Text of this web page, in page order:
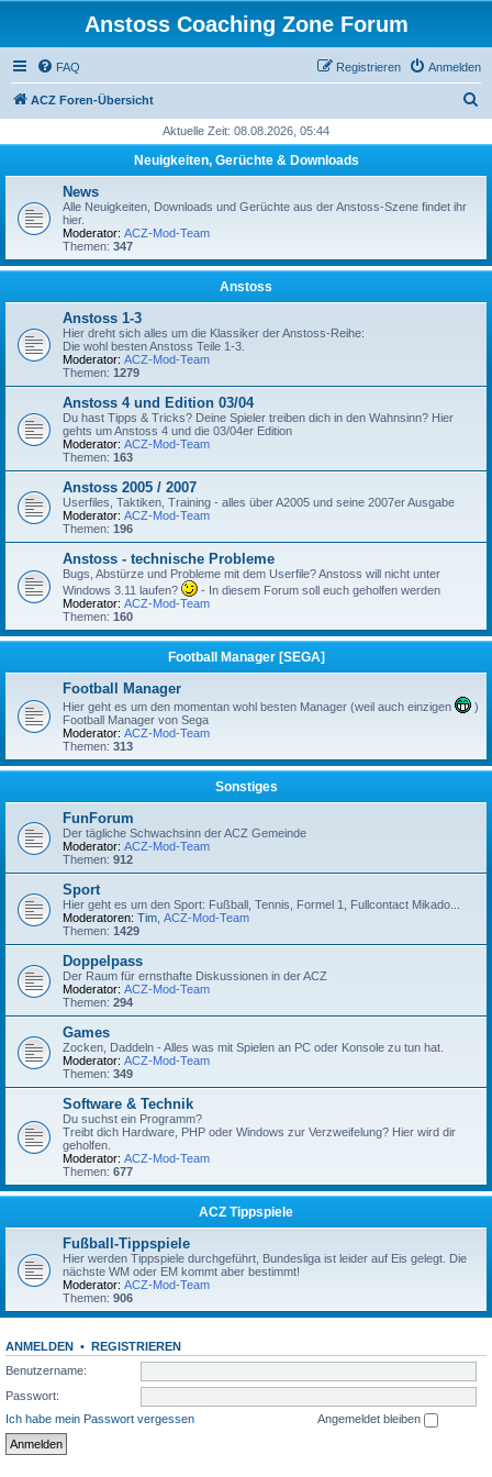
Anstoss Coaching Zone Forum
FAQ Anmelden
Registrieren
ACZ Foren-Übersicht
h
Aktuelle Zeit: 08.08.2026, 05:44
Neuigkeiten, Gerüchte & Downloads
News
Alle Neuigkeiten, Downloads und Gerüchte aus der Anstoss-Szene findet ihr
hier.
Moderator: ACZ-Mod-Team
Themen: 347
Anstoss
Anstoss 1-3
Hier dreht sich alles um die Klassiker der Anstoss-Reihe:
Die wohl besten Anstoss Teile 1-3.
Moderator: ACZ-Mod-Team
Themen: 1279
Anstoss 4 und Edition 03/04
Du hast Tipps & Tricks? Deine Spieler treiben dich in den Wahnsinn? Hier
gehts um Anstoss 4 und die 03/04er Edition
Moderator: ACZ-Mod-Team
Themen: 163
Anstoss 2005 / 2007
Userfiles, Taktiken, Training - alles über A2005 und seine 2007er Ausgabe
Moderator: ACZ-Mod-Team
Themen: 196
Anstoss - technische Probleme
Bugs, Abstürze und Probleme mit dem Userfile? Anstoss will nicht unter
Windows 3.11 laufen?
- In diesem Forum soll euch geholfen werden
Moderator: ACZ-Mod-Team
Themen: 160
Football Manager [SEGA]
Football Manager
Hier geht es um den momentan wohl besten Manager (weil auch einzigen
)
Football Manager von Sega
Moderator: ACZ-Mod-Team
Themen: 313
Sonstiges
FunForum
Der tägliche Schwachsinn der ACZ Gemeinde
Moderator: ACZ-Mod-Team
Themen: 912
Sport
Hier geht es um den Sport: Fußball, Tennis, Formel 1, Fullcontact Mikado...
Moderatoren: Tim ACZ-Mod-Team
Themen: 1429
Doppelpass
Der Raum für ernsthafte Diskussionen in der ACZ
Moderator: ACZ-Mod-Team
Themen: 294
Games
Zocken, Daddeln - Alles was mit Spielen an PC oder Konsole zu tun hat.
Moderator: ACZ-Mod-Team
Themen: 349
Software & Technik
Du suchst ein Programm?
Treibt dich Hardware, PHP oder Windows zur Verzweifelung? Hier wird dir
geholfen.
Moderator: ACZ-Mod-Team
Themen: 677
ACZ Tippspiele
Fußball-Tippspiele
Hier werden Tippspiele durchgeführt, Bundesliga ist leider auf Eis gelegt. Die
nächste WM oder EM kommt aber bestimmt!
Moderator: ACZ-Mod-Team
Themen: 906
ANMELDEN • REGISTRIEREN
Benutzername:
Passwort:
Ich habe mein Passwort vergessen
Angemeldet bleiben